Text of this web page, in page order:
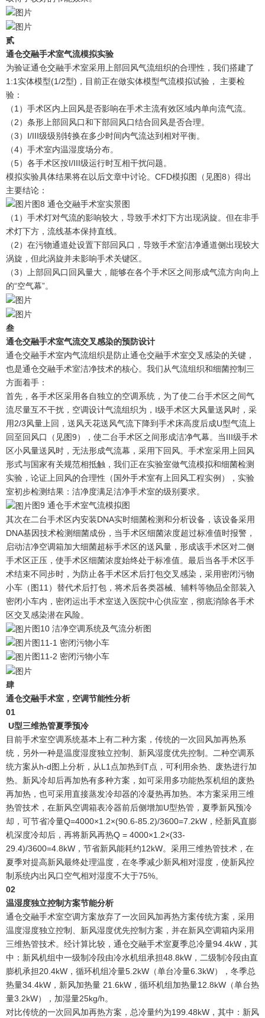
贰
通仓交融手术室气流模拟实验
为验证通仓交融手术室采用上部回风气流组织的合理性，我们搭建了
1:1实体模型(1/2型)，目前正在做实体模型气流模拟试验， 主要检
验：
（1）手术区内上回风是否影响在手术主流有效区域内单向流气流。
（2）条形上部回风口和下部回风口结合回风是否合理。
（3）I/III级级别转换在多少时间内气流达到相对平衡。
（4）手术室内温湿度场分布。
（5）各手术区按I/III级运行时互相干扰问题。
模拟实验具体结果将在以后文章中讨论。CFD模拟图（见图8）得出
主要结论：
图8 通仓交融手术室实景图
（1）手术灯对气流的影响较大，导致手术灯下方出现涡旋。但在非手
术灯下方，流线基本保持直线。
（2）在污物通道处设置下部回风口，导致手术室洁净通道侧出现较大
涡旋，但此涡旋并未影响手术关键区。
（3）上部回风口回风量大，能够在各个手术区之间形成气流方向向上
的“空气幕”。
叁
通仓交融手术室气流交叉感染的预防设计
通仓交融手术室内气流组织是防止通仓交融手术室交叉感染的关键，
也是通仓交融手术室洁净技术的核心。我们从气流组织和细菌控制三
方面着手：
首先，各手术区采用各自独立的空调系统，为了使二台手术区之间气
流尽量互不干扰，空调设计气流组织为，I级手术区大风量送风时，采
用2/3风量上回，送风天花送风气流下降到手术床高度后成U型气流上
回至回风口（见图9），使二台手术区之间形成洁净气幕。当III级手术
区小风量送风时，无法形成气流幕，采用下回风。手术室采用上回风
形式与国家有关规范相抵触，我们正在实验室做气流模拟和细菌检测
实验，论证上回风的合理性（国外手术室有上回风工程实例），实验
室初步检测结果：洁净度满足洁净手术室的级别要求。
图9 通仓手术室气流模拟图
其次在二台手术区内安装DNA实时细菌检测和分析设备，该设备采用
DNA基因技术检测细菌成份，当手术区细菌浓度超过标准值时报警，
启动洁净空调箱加大细菌超标手术区的送风量，形成该手术区对二侧
手术区正压，使手术区细菌浓度始终处于标准值。最后当各手术区手
术结束不同步时，为防止各手术区术后打包交叉感染，采用密闭污物
小车（图11）替代术后打包，将术后各类器械、辅料等物品全部装入
密闭小车内，密闭运出手术室送入医院中心供应室，彻底消除各手术
区交叉感染潜在风险。
图10 洁净空调系统及气流分析图
图11-1 密闭污物小车
图11-2 密闭污物小车
肆
通仓交融手术室，空调节能性分析
01
U型三维热管夏季预冷
目前手术室空调系统基本上有二种方案，传统的一次回风加再热系
统，另外一种是温度湿度独立控制、新风湿度优先控制。二种空调系
统方案从h-d图上分析，从L1点加热到T点，可利用余热、废热进行加
热。新风冷却后再加热有多种方案，如可采用多功能热泵机组的废热
再加热，也可采用直接蒸发冷却器的冷凝热再加热。本方案采用三维
热管技术，在新风空调箱表冷器前后侧增加U型热管，夏季新风预冷
却，可节省冷量Q=4000×1.2×(90.6-85.2)/3600=7.2kW，经新风直膨
机深度冷却后，再将新风再热Q = 4000×1.2×(33-
29.4)/3600=4.8kW，节省新风能耗约12kW。采用三维热管技术，在
夏季对提高新风最终处理温度，在冬季减少新风相对湿度，使新风控
制系统内出风口空气相对湿度不大于75%。
02
温湿度独立控制方案节能分析
通仓交融手术室空调方案放弃了一次回风加再热方案传统方案，采用
温度湿度独立控制、新风湿度优先控制方案，并在新风空调箱内采用
三维热管技术。经计算比较，通仓交融手术室夏季总冷量94.4kW，其
中：新风机组中一级制冷段由冷水机组承担48.8kW，二级制冷段由直
膨机承担20.4kW，循环机组冷量5.2kW（单台冷量6.3kW），冬季总
热量34.4kW，新风加热量 21.6kW，循环机组加热量12.8kW（单台热
量3.2kW），加湿量25kg/h。
对比传统的一次回风加再热方案，总冷量约为199.48kW，其中：新风